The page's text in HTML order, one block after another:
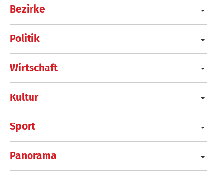
Bezirke
Politik
Wirtschaft
Kultur
Sport
Panorama